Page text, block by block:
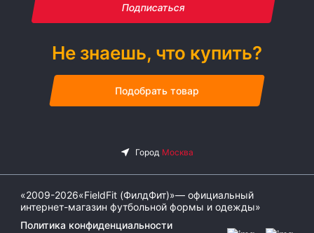
Подписаться
Не знаешь, что купить?
Подобрать товар
«2009-2026«FieldFit (ФилдФит)»— официальный
интернет-магазин футбольной формы и одежды»
Политика конфиденциальности